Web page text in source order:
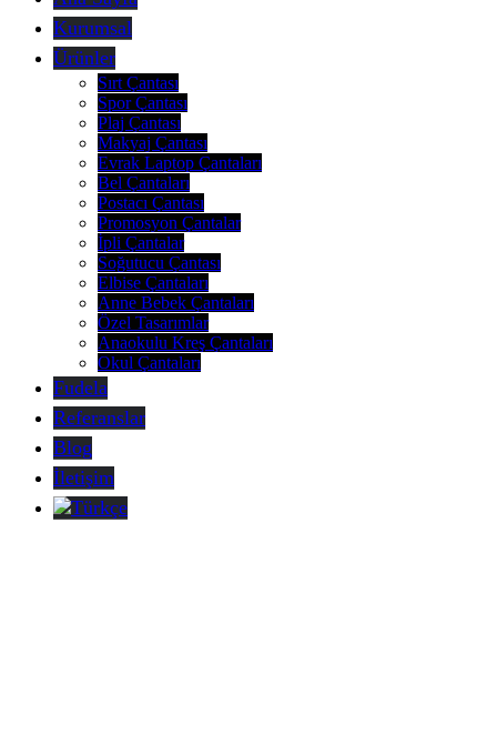
Kurumsal
Ürünler
Sırt Çantası
Spor Çantası
Plaj Çantası
Makyaj Çantası
Evrak Laptop Çantaları
Bel Çantaları
Postacı Çantası
Promosyon Çantalar
İpli Çantalar
Soğutucu Çantası
Elbise Çantaları
Anne Bebek Çantaları
Özel Tasarımlar
Anaokulu Kreş Çantaları
Okul Çantaları
Fudela
Referanslar
Blog
İletişim
Türkçe